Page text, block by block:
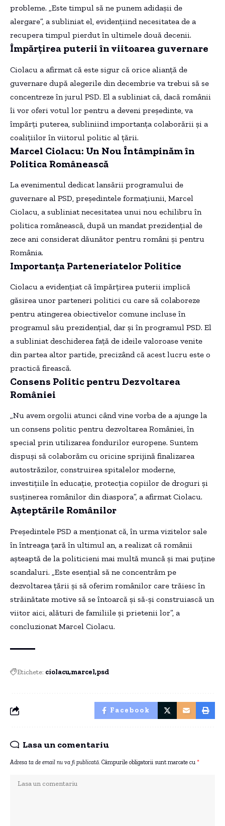
probleme. „Este timpul să ne punem adidașii de
alergare”, a subliniat el, evidențiind necesitatea de a
recupera timpul pierdut în ultimele două decenii.
Împărțirea puterii în viitoarea guvernare
Ciolacu a afirmat că este sigur că orice alianță de
guvernare după alegerile din decembrie va trebui să se
concentreze în jurul PSD. El a subliniat că, dacă românii
îi vor oferi votul lor pentru a deveni președinte, va
împărți puterea, subliniind importanța colaborării și a
coalițiilor în viitorul politic al țării.
Marcel Ciolacu: Un Nou Întâmpinăm în
Politica Românească
La evenimentul dedicat lansării programului de
guvernare al PSD, președintele formațiunii, Marcel
Ciolacu, a subliniat necesitatea unui nou echilibru în
politica românească, după un mandat prezidențial de
zece ani considerat dăunător pentru români și pentru
România.
Importanța Parteneriatelor Politice
Ciolacu a evidențiat că împărțirea puterii implică
găsirea unor parteneri politici cu care să colaboreze
pentru atingerea obiectivelor comune incluse în
programul său prezidențial, dar și în programul PSD. El
a subliniat deschiderea față de ideile valoroase venite
din partea altor partide, precizând că acest lucru este o
practică firească.
Consens Politic pentru Dezvoltarea
României
„Nu avem orgolii atunci când vine vorba de a ajunge la
un consens politic pentru dezvoltarea României, în
special prin utilizarea fondurilor europene. Suntem
dispuși să colaborăm cu oricine sprijină finalizarea
autostrăzilor, construirea spitalelor moderne,
investițiile în educație, protecția copiilor de droguri și
susținerea românilor din diaspora”, a afirmat Ciolacu.
Așteptările Românilor
Președintele PSD a menționat că, în urma vizitelor sale
în întreaga țară în ultimul an, a realizat că românii
așteaptă de la politicieni mai multă muncă și mai puține
scandaluri. „Este esențial să ne concentrăm pe
dezvoltarea țării și să oferim românilor care trăiesc în
străinătate motive să se întoarcă și să-și construiască un
viitor aici, alături de familiile și prietenii lor”, a
concluzionat Marcel Ciolacu.
Etichete: ciolacu marcel psd
Facebook
Lasa un comentariu
Adresa ta de email nu va fi publicată. Câmpurile obligatorii sunt marcate cu *